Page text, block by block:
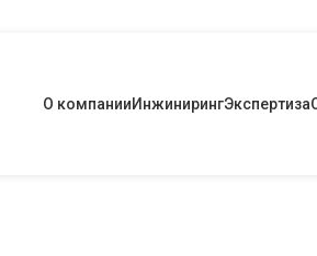
О компанииИнжинирингЭкспертиза